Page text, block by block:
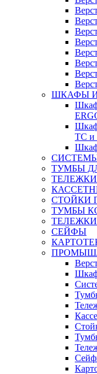
ШКАФЫ
ТС и
ТУМБЫ
СТОЙКИ
ТУМБЫ
СЕЙФЫ